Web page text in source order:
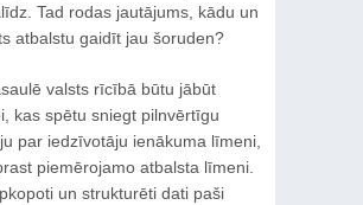
Tad rodas jautājums, kādu un
atbalstu gaidīt jau šoruden?
valsts rīcībā būtu jābūt
kas spētu sniegt pilnvērtīgu
par iedzīvotāju ienākuma līmeni,
piemērojamo atbalsta līmeni.
un strukturēti dati paši